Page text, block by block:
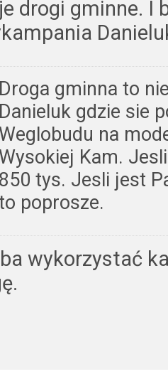
drogi gminne. I
Droga gminna to
Danieluk gdzie sie
Weglobudu na
Wysokiej Kam.
850 tys. Jesli jest
poprosze.
wykorzystać